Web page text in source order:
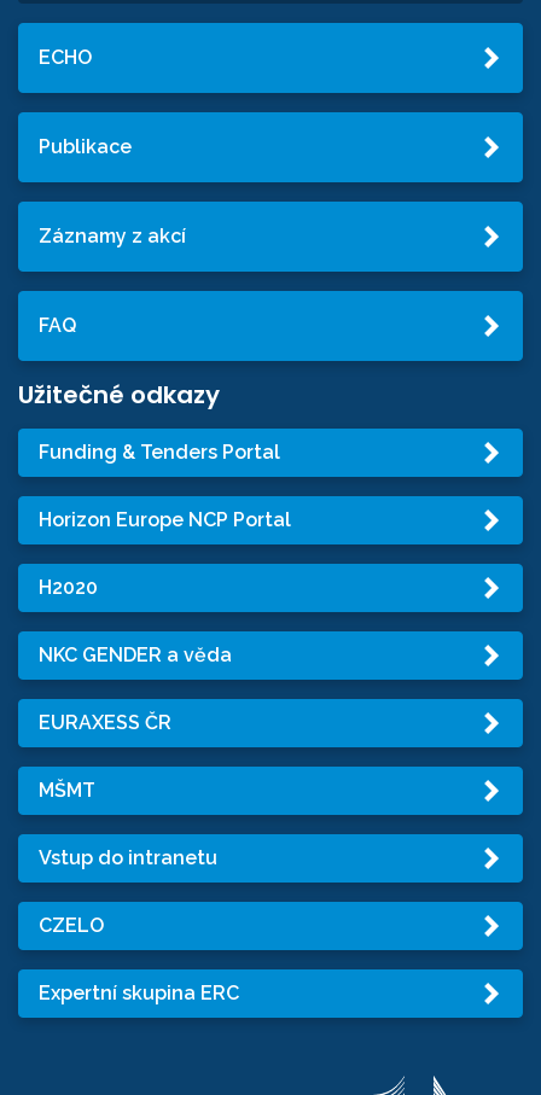
ECHO
Publikace
Záznamy z akcí
FAQ
Užitečné odkazy
Funding & Tenders Portal
Horizon Europe NCP Portal
H2020
NKC GENDER a věda
EURAXESS ČR
MŠMT
Vstup do intranetu
CZELO
Expertní skupina ERC